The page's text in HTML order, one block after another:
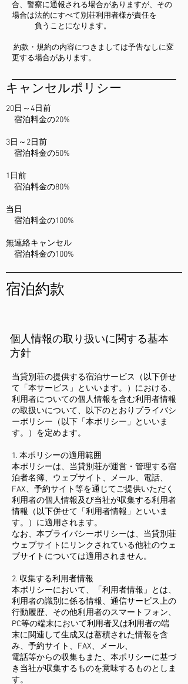
合、警察に通報される場合がありますが、その
場合は法的にすべて別荘利用者様が責任を
負うことになります。
約款・規約の内容につきましては予告なしに変
更する場合があります。
​キャンセルポリシー
20日～4日前
宿泊料金の20%
3日～2日前
宿泊料金の50%
1日前
宿泊料金の80%
当日
宿泊料金の100%
無連絡キャンセル
宿泊料金の100%
宿泊約款
個人情報の取り扱いに関する基本
方針
当貸別荘の提供する宿泊サービス（以下併せ
て「本サービス」といいます。）における、
利用者についての個人情報を含む利用者情報
の取扱いについて、以下のとおりプライバシ
ーポリシー（以下「本ポリシー」といいま
す。）を定めます。
1. 本ポリシーの適用範囲
本ポリシーは、当貸別荘が運営・管理する宿
泊者名簿、ウェブサイト、メール、電話、
FAX、予約サイト等を通じてご提供いただく
利用者の個人情報及び当社が収集する利用者
情報（以下併せて「利用者情報」といいま
す。）に適用されます。
なお、本プライバシーポリシーは、当貸別荘
ウェブサイトにリンクされている他社のウェ
ブサイトについては適用されません。
2. 収集する利用者情報
本ポリシーにおいて、「利用者情報」とは、
利用者の識別に係る情報、通信サービス上の
行動履歴、その他利用者のスマートフォン、
PC等の端末において利用者又は利用者の端
末に関連して生成又は蓄積された情報を含
み、予約サイト、FAX、メール、
電話等からの収集もまた、本ポリシーに基づ
き当社が収集するものを意味するものとしま
す。